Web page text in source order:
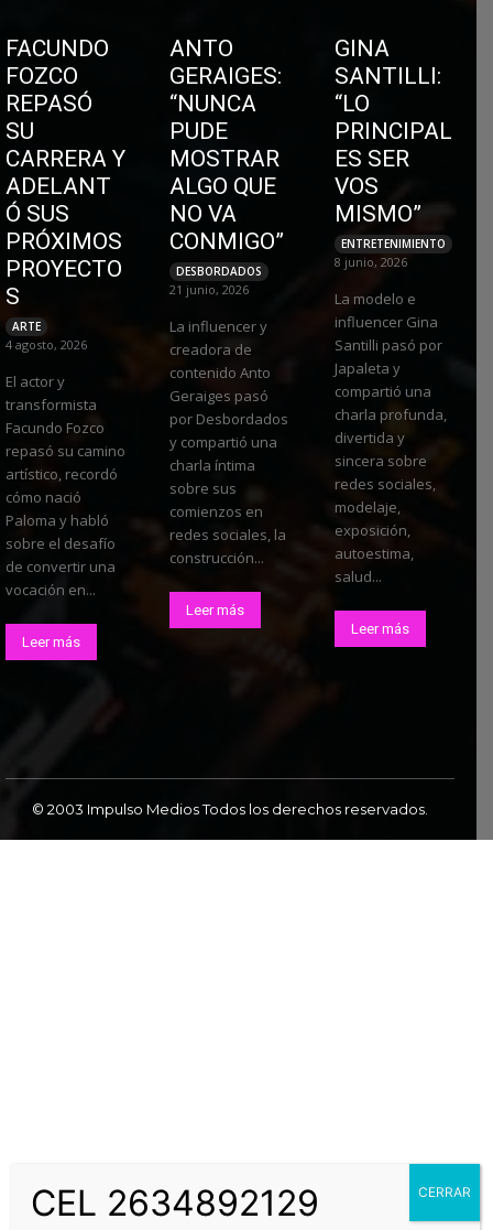
FACUNDO
FOZCO
REPASÓ
SU
CARRERA Y
ADELANT
Ó SUS
PRÓXIMOS
PROYECTO
S
ARTE
4 agosto, 2026
El actor y
transformista
Facundo Fozco
repasó su camino
artístico, recordó
cómo nació
Paloma y habló
sobre el desafío
de convertir una
vocación en...
Leer más
ANTO
GERAIGES:
“NUNCA
PUDE
MOSTRAR
ALGO QUE
NO VA
CONMIGO”
DESBORDADOS
21 junio, 2026
La influencer y
creadora de
contenido Anto
Geraiges pasó
por Desbordados
y compartió una
charla íntima
sobre sus
comienzos en
redes sociales, la
construcción...
Leer más
GINA
SANTILLI:
“LO
PRINCIPAL
ES SER
VOS
MISMO”
ENTRETENIMIENTO
8 junio, 2026
La modelo e
influencer Gina
Santilli pasó por
Japaleta y
compartió una
charla profunda,
divertida y
sincera sobre
redes sociales,
modelaje,
exposición,
autoestima,
salud...
Leer más
© 2003 Impulso Medios Todos los derechos reservados.